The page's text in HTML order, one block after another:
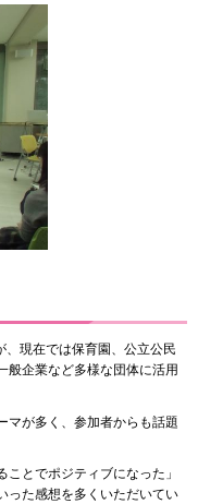
、現在では保育園、公立公民
般企業など多様な団体に活用
マが多く、参加者からも話題
とでポジティブになった」
った感想を多くいただいてい